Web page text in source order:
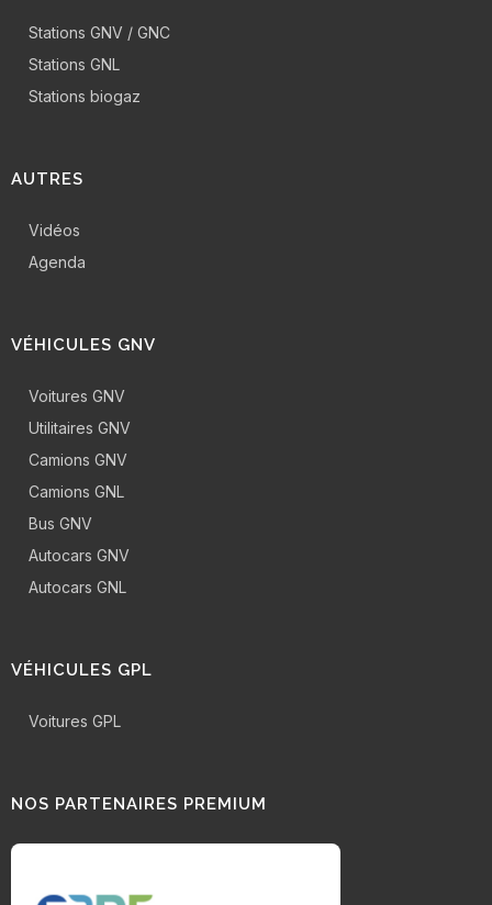
Stations GNV / GNC
Stations GNL
Stations biogaz
AUTRES
Vidéos
Agenda
VÉHICULES GNV
Voitures GNV
Utilitaires GNV
Camions GNV
Camions GNL
Bus GNV
Autocars GNV
Autocars GNL
VÉHICULES GPL
Voitures GPL
NOS PARTENAIRES PREMIUM